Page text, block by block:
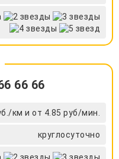
66 66
км и от 4.85 руб/мин.
круглосуточно